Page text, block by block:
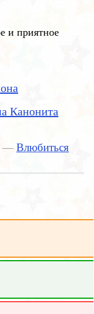
и приятное
Канонита
— Влюбиться